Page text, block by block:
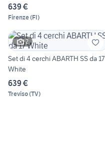
639 €
Firenze(FI)
2
Set di 4 cerchi ABARTH SS da 17
White
639 €
Treviso(TV)